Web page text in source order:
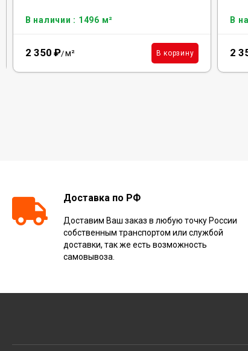
В наличии : 1496 м²
2 350 ₽/м² В корзину
В
2
Доставка по РФ
Доставим Ваш заказ в любую точку России
собственным транспортом или службой
доставки, так же есть возможность
самовывоза.